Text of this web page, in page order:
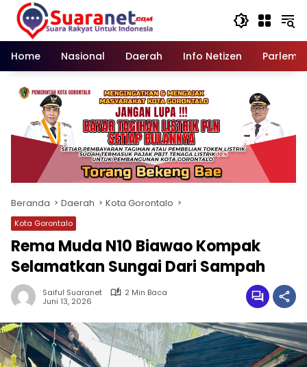
Langsung
konten
Home
Nasional Daerah Info Netizen
Beranda Daerah Kota Gorontalo
Kota Gorontalo
Rema Muda N10 Biawao Kompak
Selamatkan Sungai Dari Sampah
Saiful Suaranet
2 Min Baca
Juni 13, 2026